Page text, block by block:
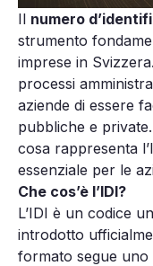
Il numero
strumento
imprese in
processi
aziende di essere
pubbliche e
cosa rappresenta
essenziale per le
Che cos’è l’IDI?
L’IDI è un codice
introdotto
formato segue uno